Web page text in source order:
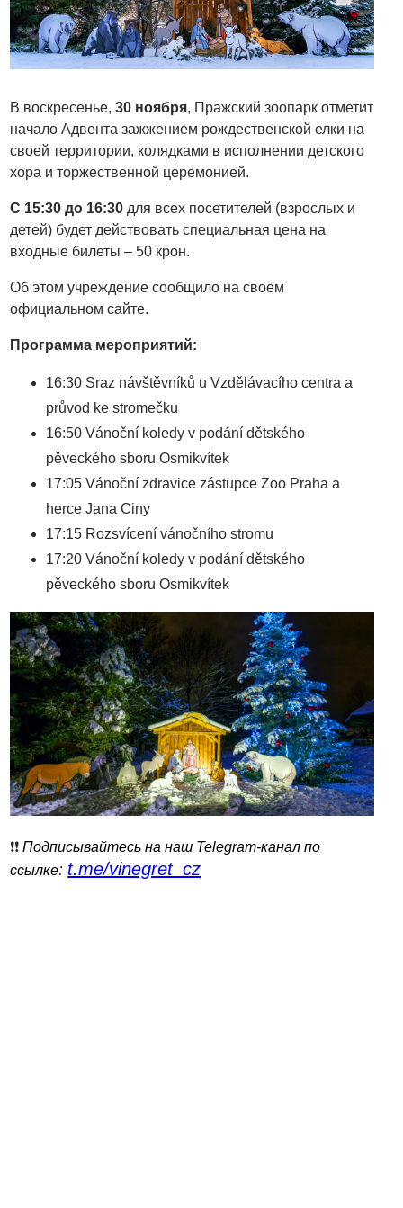
В воскресенье,30 ноября, Пражский зоопарк отметит
начало Адвента зажжением рождественской елки на
своей территории, колядками в исполнении детского
хора и торжественной церемонией.
С 15:30 до 16:30 для всех посетителей (взрослых и
детей) будет действовать специальная цена на
входные билеты – 50 крон.
Об этом учреждение сообщило на своем
официальном сайте.
Программа мероприятий:
16:30 Sraz návštěvníků u Vzdělávacího centra a
průvod ke stromečku
16:50 Vánoční koledy v podání dětského
pěveckého sboru Osmikvítek
17:05 Vánoční zdravice zástupce Zoo Praha a
herce Jana Ciny
17:15 Rozsvícení vánočního stromu
17:20 Vánoční koledy v podání dětského
pěveckého sboru Osmikvítek
❗️❗️Подписывайтесь на наш Telegram-канал по
ссылке: t.me/vinegret_cz